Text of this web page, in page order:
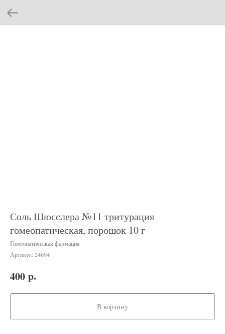
Соль Шюсслера №11 тритурация
гомеопатическая, порошок 10 г
Гомеопатическая фармация
Артикул: 24694
400 р.
В корзину